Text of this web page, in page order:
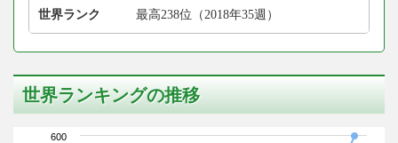
世界ランク 最高238位（2018年35週）
世界ランキングの推移
600